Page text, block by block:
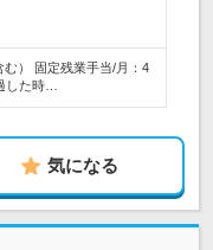
む） 固定残業手当/月：4
した時…
気になる